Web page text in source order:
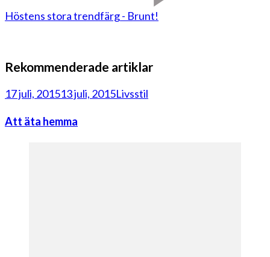
Höstens stora trendfärg - Brunt!
Rekommenderade artiklar
17 juli, 201513 juli, 2015Livsstil
Att äta hemma